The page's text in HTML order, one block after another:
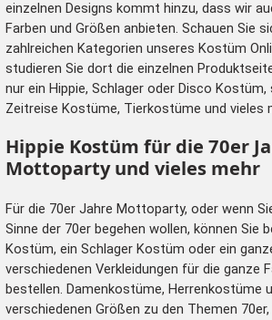
einzelnen Designs kommt hinzu, dass wir
Farben und Größen anbieten. Schauen Sie
zahlreichen Kategorien unseres Kostüm
studieren Sie dort die einzelnen
nur ein Hippie, Schlager oder Disco
Zeitreise Kostüme, Tierkostüme und vieles
Hippie Kostüm für die 70er
Mottoparty und vieles mehr
Für die 70er Jahre Mottoparty, oder wenn
Sinne der 70er begehen wollen, können Sie
Kostüm, ein Schlager Kostüm oder ein
verschiedenen Verkleidungen für die ganze
bestellen. Damenkostüme, Herrenkostüme
verschiedenen Größen zu den Themen